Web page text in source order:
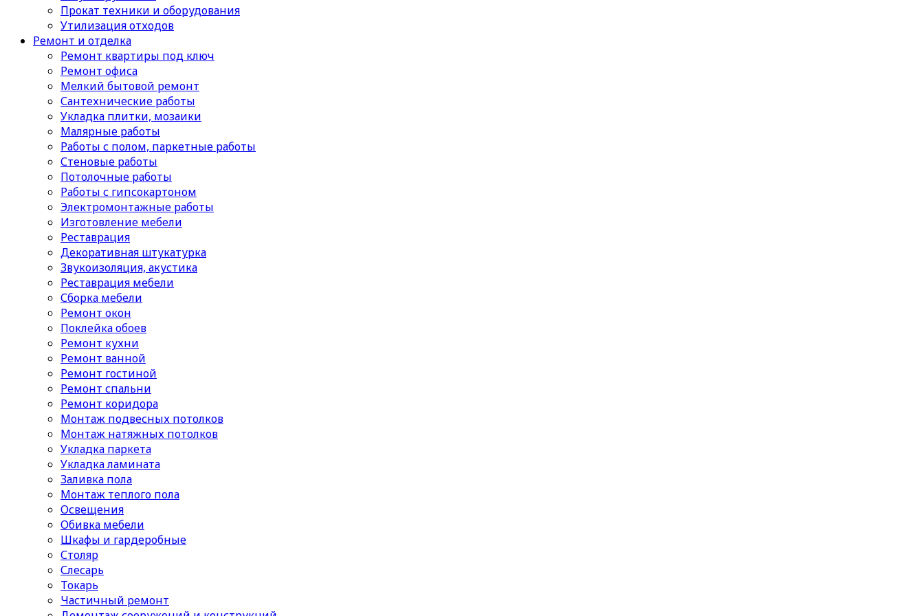
Прокат техники и оборудования
Утилизация отходов
Ремонт и отделка
Ремонт квартиры под ключ
Ремонт офиса
Мелкий бытовой ремонт
Сантехнические работы
Укладка плитки, мозаики
Малярные работы
Работы с полом, паркетные работы
Стеновые работы
Потолочные работы
Работы с гипсокартоном
Электромонтажные работы
Изготовление мебели
Реставрация
Декоративная штукатурка
Звукоизоляция, акустика
Реставрация мебели
Сборка мебели
Ремонт окон
Поклейка обоев
Ремонт кухни
Ремонт ванной
Ремонт гостиной
Ремонт спальни
Ремонт коридора
Монтаж подвесных потолков
Монтаж натяжных потолков
Укладка паркета
Укладка ламината
Заливка пола
Монтаж теплого пола
Освещения
Обивка мебели
Шкафы и гардеробные
Столяр
Слесарь
Токарь
Частичный ремонт